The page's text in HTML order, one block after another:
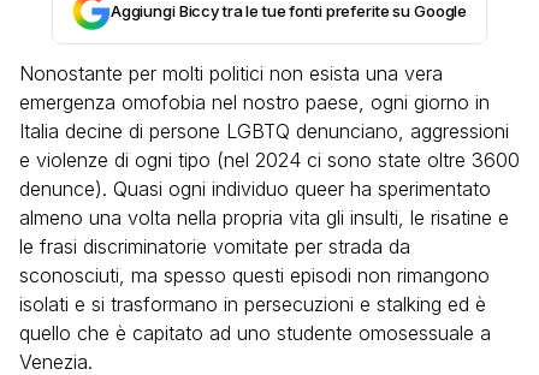
Aggiungi Biccy tra le tue fonti preferite su Google
Nonostante per molti politici non esista una vera
emergenza omofobia nel nostro paese, ogni giorno in
Italia decine di persone LGBTQ denunciano, aggressioni
e violenze di ogni tipo (nel 2024 ci sono state oltre 3600
denunce). Quasi ogni individuo queer ha sperimentato
almeno una volta nella propria vita gli insulti, le risatine e
le frasi discriminatorie vomitate per strada da
sconosciuti, ma spesso questi episodi non rimangono
isolati e si trasformano in persecuzioni e stalking ed è
quello che è capitato ad uno studente omosessuale a
Venezia.